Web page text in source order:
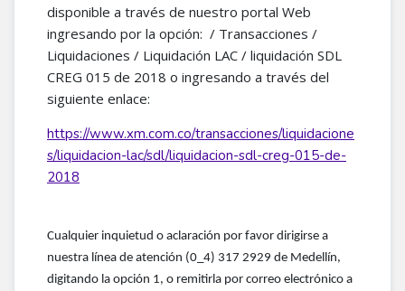
disponible a través de nuestro portal Web
ingresando por la opción: / Transacciones /
Liquidaciones / Liquidación LAC / liquidación SDL
CREG 015 de 2018 o ingresando a través del
siguiente enlace:
https://www.xm.com.co/transacciones/liquidacione
s/liquidacion-lac/sdl/liquidacion-sdl-creg-015-de-
2018
Cualquier inquietud o aclaración por favor dirigirse a
nuestra línea de atención (0_4) 317 2929 de Medellín,
digitando la opción 1, o remitirla por correo electrónico a